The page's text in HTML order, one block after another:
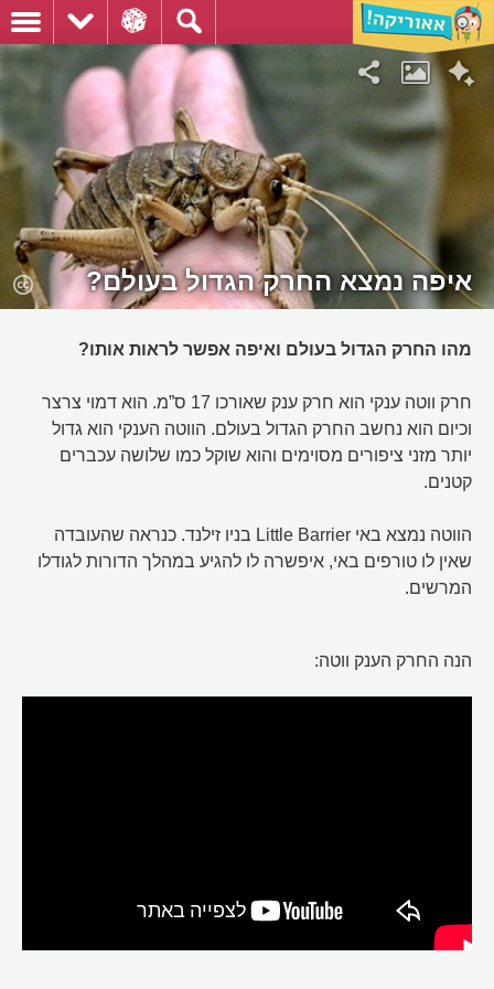
איפה נמצא החרק הגדול בעולם?
מהו החרק הגדול בעולם ואיפה אפשר לראות אותו?
חרק ווטה ענקי הוא חרק ענק שאורכו 17 ס”מ. הוא דמוי צרצר
וכיום הוא נחשב החרק הגדול בעולם. הווטה הענקי הוא גדול
יותר מזני ציפורים מסוימים והוא שוקל כמו שלושה עכברים
קטנים.
הווטה נמצא באי Little Barrier בניו זילנד. כנראה שהעובדה
שאין לו טורפים באי, איפשרה לו להגיע במהלך הדורות לגודלו
המרשים.
הנה החרק הענק ווטה: